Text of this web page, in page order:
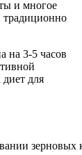
и многое
традиционно
на 3-5 часов
для